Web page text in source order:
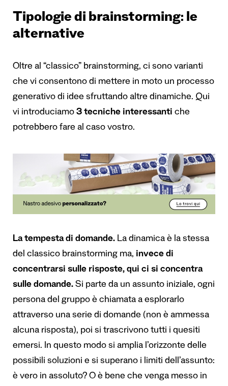
Tipologie di brainstorming: le
alternative
Oltre al “classico” brainstorming, ci sono varianti
che vi consentono di mettere in moto un processo
generativo di idee sfruttando altre dinamiche. Qui
vi introduciamo 3 tecniche interessanti che
potrebbero fare al caso vostro.
La tempesta di domande. La dinamica è la stessa
del classico brainstorming ma, invece di
concentrarsi sulle risposte, qui ci si concentra
sulle domande. Si parte da un assunto iniziale, ogni
persona del gruppo è chiamata a esplorarlo
attraverso una serie di domande (non è ammessa
alcuna risposta), poi si trascrivono tutti i quesiti
emersi. In questo modo si amplia l’orizzonte delle
possibili soluzioni e si superano i limiti dell’assunto:
è vero in assoluto? O è bene che venga messo in